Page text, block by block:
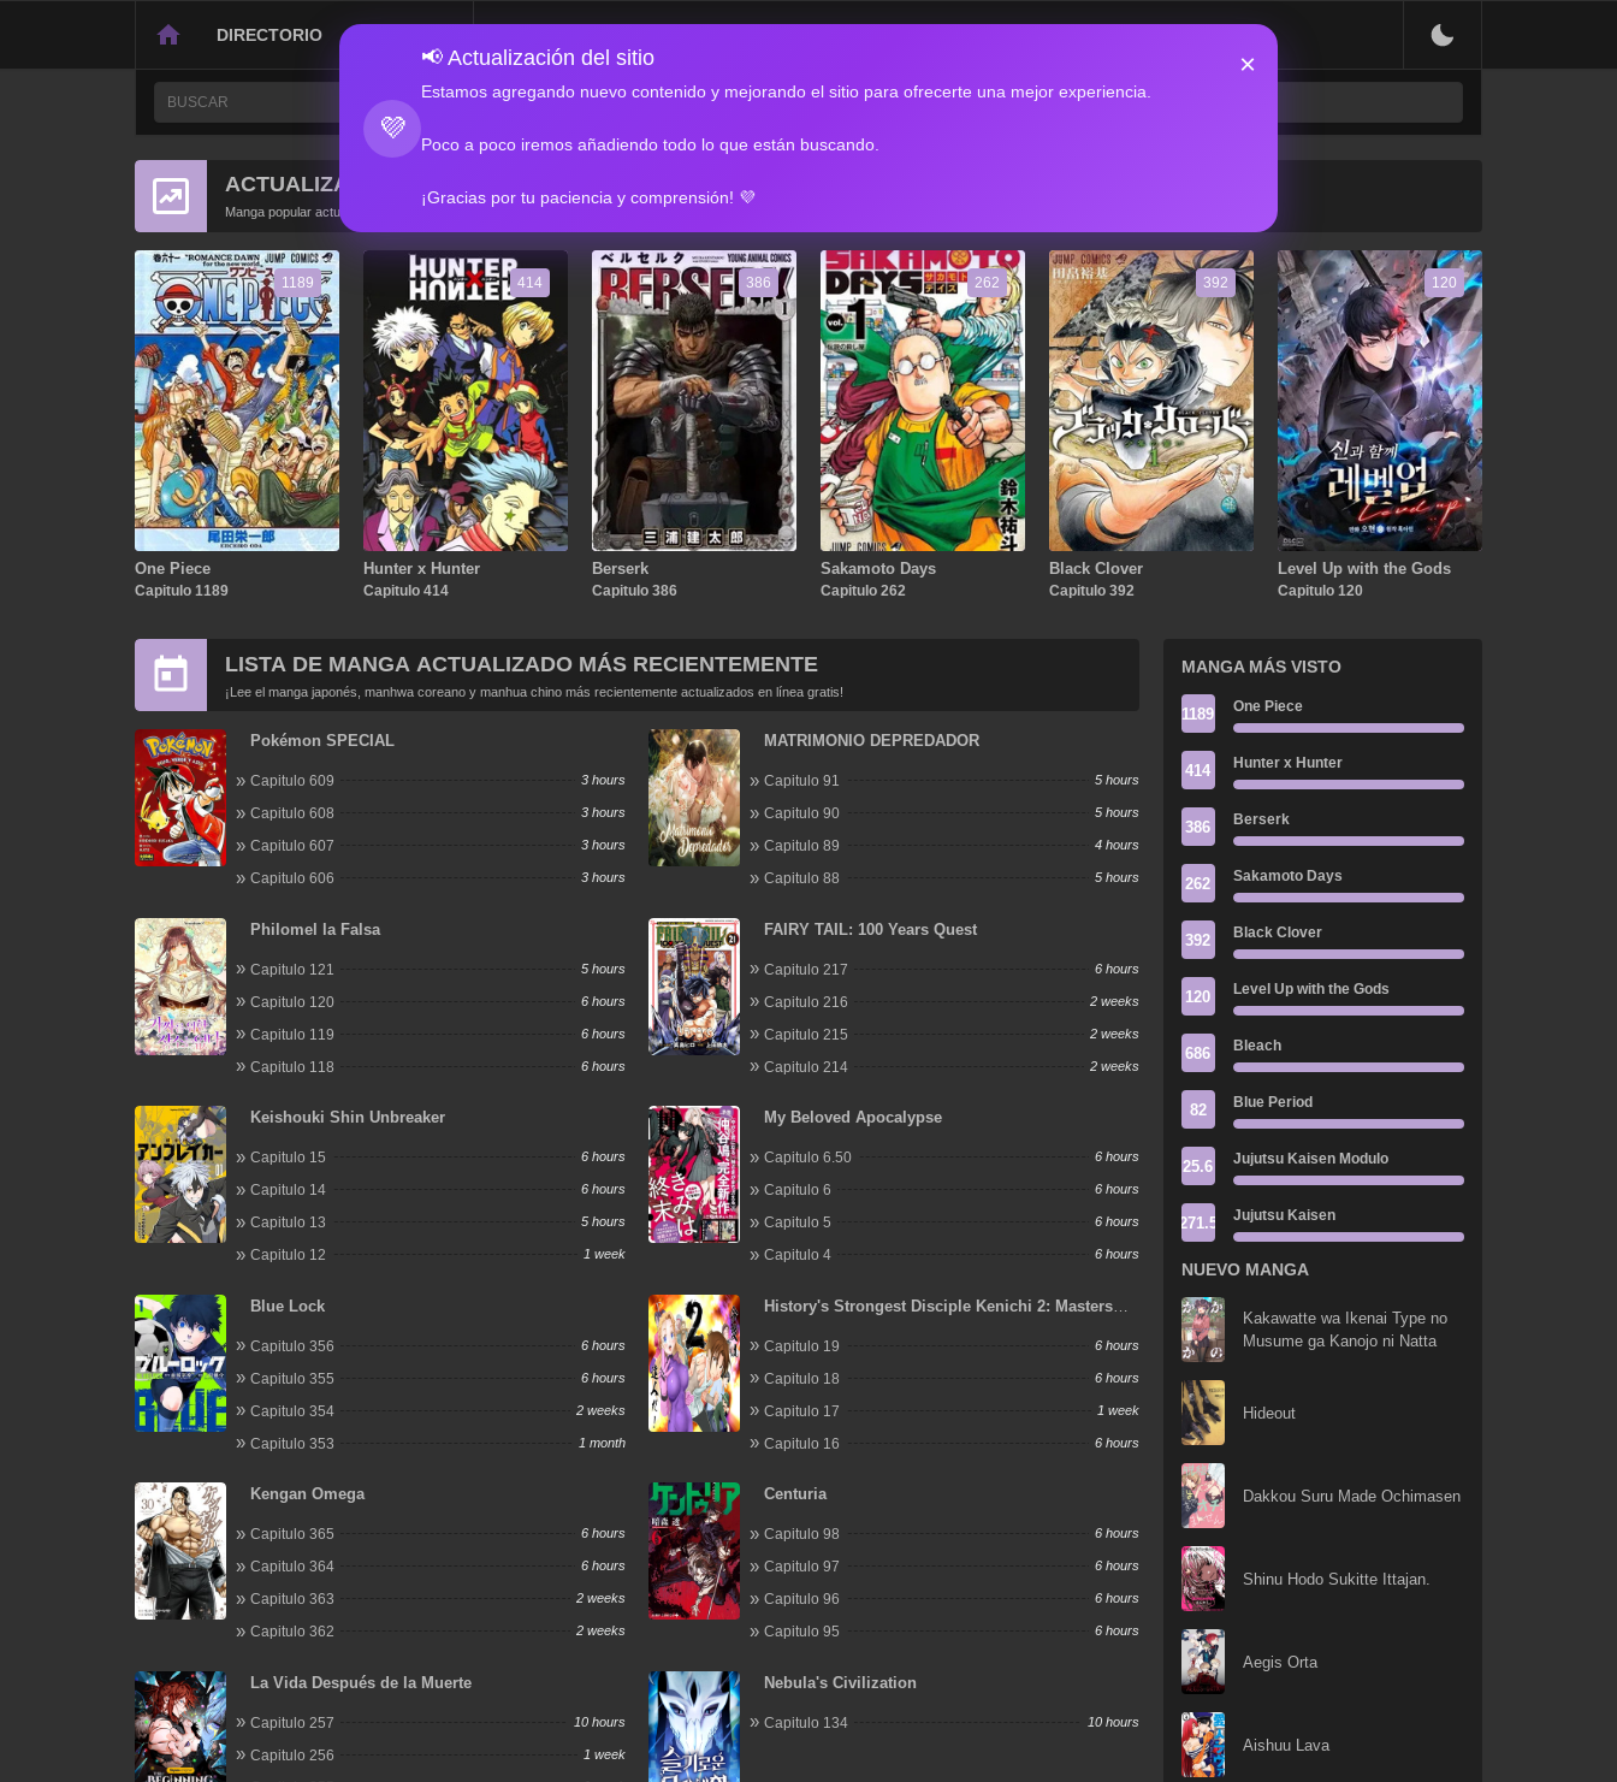
DIRECTORIO
💜
📢 Actualización del sitio
Estamos agregando nuevo contenido y mejorando el sitio para ofrecerte una mejor experiencia.
Poco a poco iremos añadiendo todo lo que están buscando.
¡Gracias por tu paciencia y comprensión! 💜
×
ACTUALIZACIONES POPULARES
Manga popular actualizado recientemente
1189
One Piece
Capitulo 1189
414
Hunter x Hunter
Capitulo 414
386
Berserk
Capitulo 386
262
Sakamoto Days
Capitulo 262
392
Black Clover
Capitulo 392
120
Level Up with the Gods
Capitulo 120
LISTA DE MANGA ACTUALIZADO MÁS RECIENTEMENTE
¡Lee el manga japonés, manhwa coreano y manhua chino más recientemente actualizados en línea gratis!
Pokémon SPECIAL
Capitulo 609 3 hours
Capitulo 608 3 hours
Capitulo 607 3 hours
Capitulo 606 3 hours
MATRIMONIO DEPREDADOR
Capitulo 91 5 hours
Capitulo 90 5 hours
Capitulo 89 4 hours
Capitulo 88 5 hours
Philomel la Falsa
Capitulo 121 5 hours
Capitulo 120 6 hours
Capitulo 119 6 hours
Capitulo 118 6 hours
FAIRY TAIL: 100 Years Quest
Capitulo 217 6 hours
Capitulo 216 2 weeks
Capitulo 215 2 weeks
Capitulo 214 2 weeks
Keishouki Shin Unbreaker
Capitulo 15 6 hours
Capitulo 14 6 hours
Capitulo 13 5 hours
Capitulo 12 1 week
My Beloved Apocalypse
Capitulo 6.50 6 hours
Capitulo 6 6 hours
Capitulo 5 6 hours
Capitulo 4 6 hours
Blue Lock
Capitulo 356 6 hours
Capitulo 355 6 hours
Capitulo 354 2 weeks
Capitulo 353 1 month
History's Strongest Disciple Kenichi 2: Masters
Capitulo 19 6 hours
Capitulo 18 6 hours
Capitulo 17 1 week
Capitulo 16 6 hours
Kengan Omega
Capitulo 365 6 hours
Capitulo 364 6 hours
Capitulo 363 2 weeks
Capitulo 362 2 weeks
Centuria
Capitulo 98 6 hours
Capitulo 97 6 hours
Capitulo 96 6 hours
Capitulo 95 6 hours
La Vida Después de la Muerte
Capitulo 257 10 hours
Capitulo 256 1 week
Nebula's Civilization
Capitulo 134 10 hours
MANGA MÁS VISTO
1189 One Piece
414 Hunter x Hunter
386 Berserk
262 Sakamoto Days
392 Black Clover
120 Level Up with the Gods
686 Bleach
82 Blue Period
25.6 Jujutsu Kaisen Modulo
271.5 Jujutsu Kaisen
NUEVO MANGA
Kakawatte wa Ikenai Type no
Musume ga Kanojo ni Natta
Hideout
Dakkou Suru Made Ochimasen
Shinu Hodo Sukitte Ittajan.
Aegis Orta
Aishuu Lava